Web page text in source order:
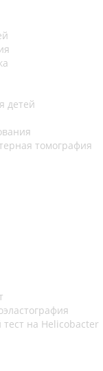
детей
томография
на Helicobacter